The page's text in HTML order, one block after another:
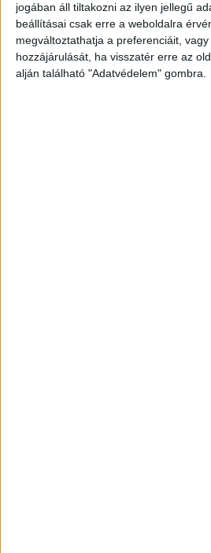
jogában áll tiltakozni az ilyen jellegű
beállításai csak erre a weboldalra
megváltoztathatja a preferenciáit,
hozzájárulását, ha visszatér erre az
alján található "Adatvédelem" gombra.
katasztrófavédelem
ütközést követően több
esélye nem maradt a
legfrissebb híreit ide kattintva